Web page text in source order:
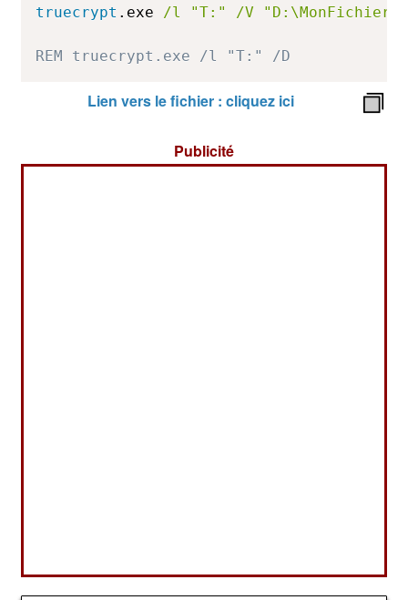
truecrypt .exe /l "T:" /V
REM truecrypt.exe /l "T:" /D
Lien vers le fichier : cliquez ici
Publicité